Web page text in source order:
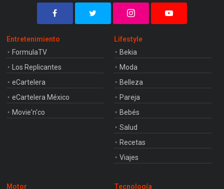
Entretenimiento
FormulaTV
Los Replicantes
eCartelera
eCartelera México
Movie'n'co
Lifestyle
Bekia
Moda
Belleza
Pareja
Bebés
Salud
Recetas
Viajes
Motor
Tecnología